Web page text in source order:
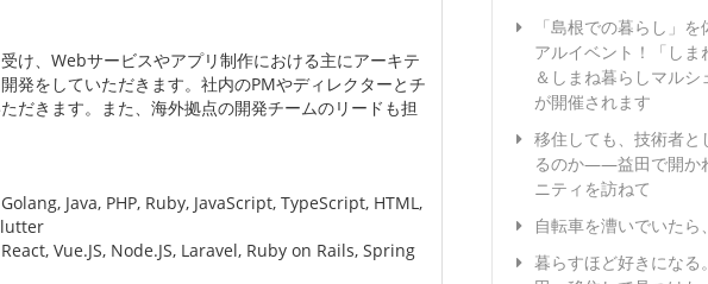
け、Webサービスやアプリ制作における主にアーキテ
発をしていただきます。社内のPMやディレクターとチ
だきます。また、海外拠点の開発チームのリードも担
PHP, Ruby, JavaScript, TypeScript, HTML,
Vue.JS, Node.JS, Laravel, Ruby on Rails, Spring
「島根での暮らし」を
アルイベント！「しま
＆しまね暮らしマルシ
が開催されます
移住しても、技術者と
るのか――益田で開か
ニティを訪ねて
自転車を漕いでいたら
暮らすほど好きになる